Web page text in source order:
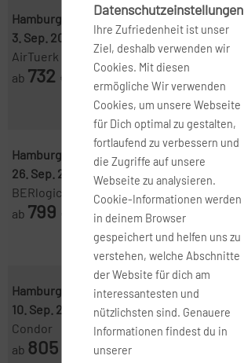
Hamburg ( HAM )-Punta Cana ( PUJ )
3. Sep. 2026
19. Sep. 2026
AirTuerk
ab 732 €
Hamburg ( HAM )
Punta Cana ( PUJ )
26. Sep. 2026
-3. Okt. 2026
BERlogic
ab 799
Hamburg ( HAM )-Punta Cana ( PUJ )
10. Sep. 2026
20. Sep. 2026
Condor
ab 805
Datenschutzeinstellungen
Ihre Zufriedenheit ist unser
Ziel, deshalb verwenden wir
Cookies. Mit diesen
ermögliche Wir verwenden
Cookies, um unsere Webseite
für Dich optimal zu gestalten,
fortlaufend zu verbessern und
die Zugriffe auf unsere
Webseite zu analysieren.
Cookie-Informationen werden
in deinem Browser
gespeichert und helfen uns zu
verstehen, welche Abschnitte
der Website für dich am
interessantesten und
nützlichsten sind. Genauere
Informationen findest du in
unserer